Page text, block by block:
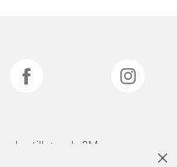
tilhørende 3M.